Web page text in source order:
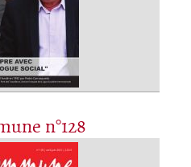
n°128